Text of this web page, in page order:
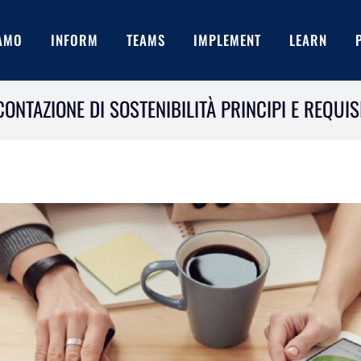
INFORM TEAMS IMPLEMENT LEARN
DI SOSTENIBILITÀ PRINCIPI E